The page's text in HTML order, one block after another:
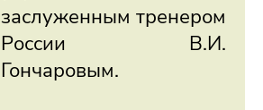
заслуженным тренером
России В.И.
Гончаровым.